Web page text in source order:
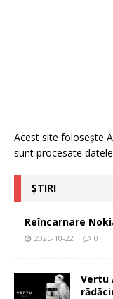
Acest site folosește
sunt procesate
ȘTIRI
Reîncarnare
2025-10-22 0
Vertu